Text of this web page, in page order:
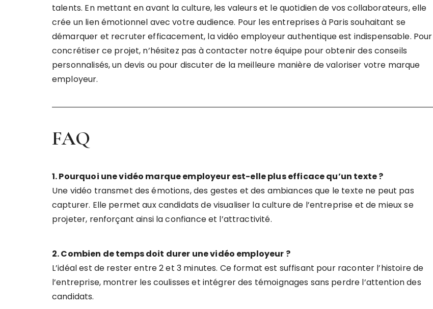
talents. En mettant en avant la culture, les valeurs et le quotidien de vos collaborateurs, elle
crée un lien émotionnel avec votre audience. Pour les entreprises à Paris souhaitant se
démarquer et recruter efficacement, la vidéo employeur authentique est indispensable. Pour
concrétiser ce projet, n’hésitez pas à contacter notre équipe pour obtenir des conseils
personnalisés, un devis ou pour discuter de la meilleure manière de valoriser votre marque
employeur.
FAQ
1. Pourquoi une vidéo marque employeur est-elle plus efficace qu’un texte ?
Une vidéo transmet des émotions, des gestes et des ambiances que le texte ne peut pas
capturer. Elle permet aux candidats de visualiser la culture de l’entreprise et de mieux se
projeter, renforçant ainsi la confiance et l’attractivité.
2. Combien de temps doit durer une vidéo employeur ?
L’idéal est de rester entre 2 et 3 minutes. Ce format est suffisant pour raconter l’histoire de
l’entreprise, montrer les coulisses et intégrer des témoignages sans perdre l’attention des
candidats.